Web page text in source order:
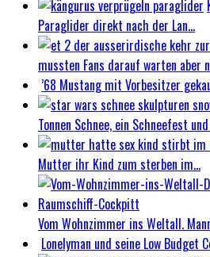
Paraglider direkt nach der Lan...
mussten Fans darauf warten aber
’68 Mustang mit Vorbesitzer
Tonnen Schnee, ein Schneefest
Mutter ihr Kind zum sterben im...
Vom Wohnzimmer ins Weltall.
Lonelyman und seine Low Budget